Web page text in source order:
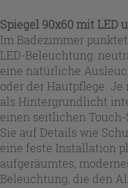
Spiegel 90x60 mit LED
Im Badezimmer
LED-Beleuchtung:
eine natürliche
oder der Hautpflege.
als Hintergrundlicht
einen seitlichen
Sie auf Details wie
eine feste Installation
aufgeräumtes,
Beleuchtung, die den